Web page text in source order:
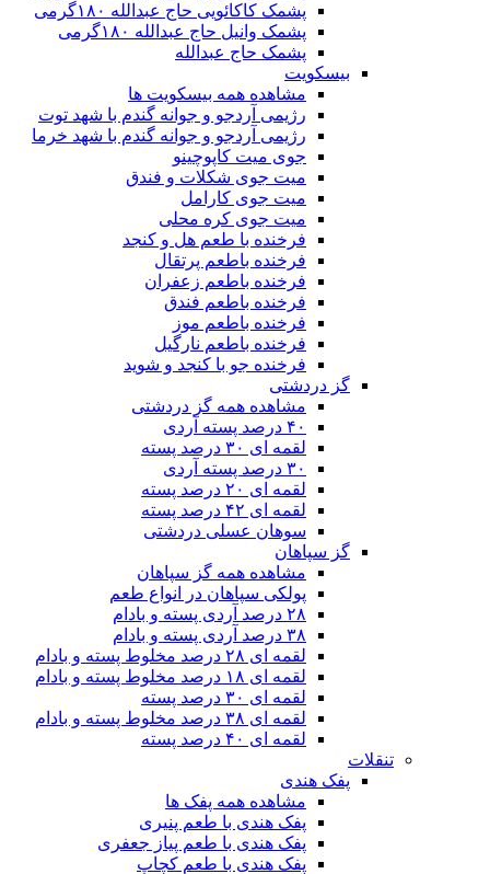
پشمک کاکائویی حاج عبدالله ۱۸۰گرمی
پشمک وانیل حاج عبدالله ۱۸۰گرمی
پشمک حاج عبدالله
بیسکویت
مشاهده همه بیسکویت ها
رژیمی آردجو و جوانه گندم با شهد توت
رژیمی آردجو و جوانه گندم با شهد خرما
جوی میت کاپوچینو
میت جوی شکلات و فندق
میت جوی کارامل
میت جوی کره محلی
فرخنده با طعم هل و کنجد
فرخنده باطعم پرتقال
فرخنده باطعم زعفران
فرخنده باطعم فندق
فرخنده باطعم موز
فرخنده باطعم نارگیل
فرخنده جو با کنجد و شوید
گز دردشتی
مشاهده همه گز دردشتی
۴۰ درصد پسته آردی
لقمه ای ۳۰ درصد پسته
۳۰ درصد پسته آردی
لقمه ای ۲۰ درصد پسته
لقمه ای ۴۲ درصد پسته
سوهان عسلی دردشتی
گز سپاهان
مشاهده همه گز سپاهان
پولکی سپاهان در انواع طعم
۲۸ درصد آردی پسته و بادام
۳۸ درصد آردی پسته و بادام
لقمه ای ۲۸ درصد مخلوط پسته و بادام
لقمه ای ۱۸ درصد مخلوط پسته و بادام
لقمه ای ۳۰ درصد پسته
لقمه ای ۳۸ درصد مخلوط پسته و بادام
لقمه ای ۴۰ درصد پسته
تنقلات
پفک هندی
مشاهده همه پفک ها
پفک هندی با طعم پنیری
پفک هندی با طعم پیاز جعفری
پفک هندی با طعم کچاپ